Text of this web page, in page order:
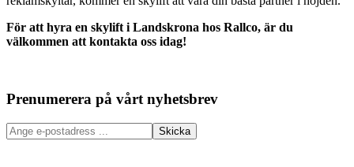
För att hyra en skylift i Landskrona hos Rallco, är du
välkommen att kontakta oss idag!
Prenumerera på vårt nyhetsbrev